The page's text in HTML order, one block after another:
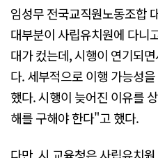
임성무 전국교직원노동조합
대부분이 사립유치원에 다니
대가 컸는데, 시행이 연기되
다. 세부적으로 이행 가능성
했다. 시행이 늦어진 이유를
해를 구해야 한다"고 했다.